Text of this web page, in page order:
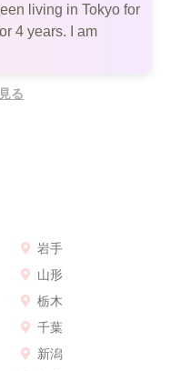
living in Tokyo for
4 years. I am
る
岩手
山形
栃木
千葉
新潟